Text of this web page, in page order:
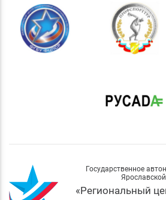
Государственное
«Региональный